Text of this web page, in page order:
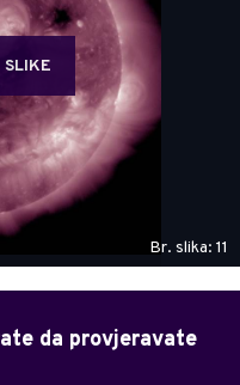
SLIKE
Br. slika: 11
da provjeravate